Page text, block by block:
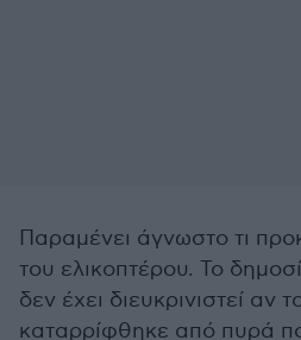
Παραμένει άγνωστο τι
του ελικοπτέρου. Το
δεν έχει διευκρινιστεί αν
καταρρίφθηκε από πυρά